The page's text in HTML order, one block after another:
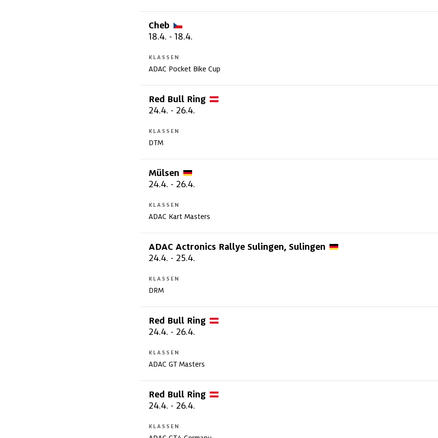
Cheb
18.4. - 18.4.
KLASSEN
ADAC Pocket Bike Cup
Red Bull Ring
24.4. - 26.4.
KLASSEN
DTM
Mülsen
24.4. - 26.4.
KLASSEN
ADAC Kart Masters
ADAC Actronics Rallye Sulingen, Sulingen
24.4. - 25.4.
KLASSEN
DRM
Red Bull Ring
24.4. - 26.4.
KLASSEN
ADAC GT Masters
Red Bull Ring
24.4. - 26.4.
KLASSEN